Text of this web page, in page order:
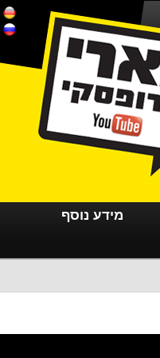
מידע נוסף